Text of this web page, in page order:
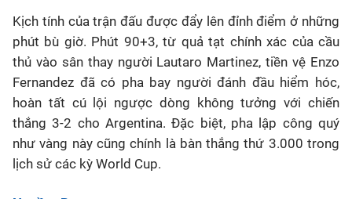
Kịch tính của trận đấu được đẩy lên đỉnh điểm ở những
phút bù giờ. Phút 90+3, từ quả tạt chính xác của cầu
thủ vào sân thay người Lautaro Martinez, tiền vệ Enzo
Fernandez đã có pha bay người đánh đầu hiểm hóc,
hoàn tất cú lội ngược dòng không tưởng với chiến
thắng 3-2 cho Argentina. Đặc biệt, pha lập công quý
như vàng này cũng chính là bàn thắng thứ 3.000 trong
lịch sử các kỳ World Cup.